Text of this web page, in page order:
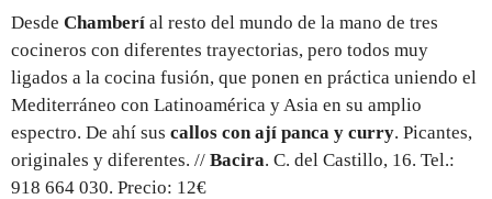
Desde Chamberí al resto del mundo de la mano de tres
cocineros con diferentes trayectorias, pero todos muy
ligados a la cocina fusión, que ponen en práctica uniendo el
Mediterráneo con Latinoamérica y Asia en su amplio
espectro. De ahí sus callos con ají panca y curry. Picantes,
originales y diferentes. // Bacira. C. del Castillo, 16. Tel.:
918 664 030. Precio: 12€